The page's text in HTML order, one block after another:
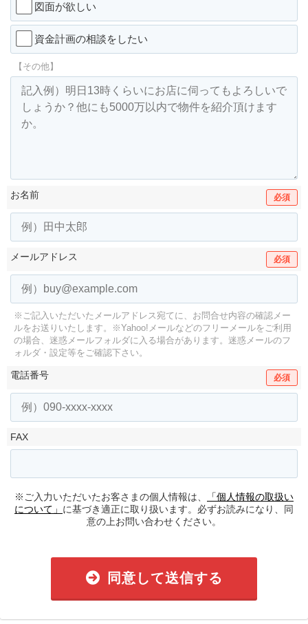
図面が欲しい
資金計画の相談をしたい
【その他】
お名前 必須
メールアドレス 必須
※ご記入いただいたメールアドレス宛てに、お問合せ内容の確認メー
ルをお送りいたします。
※Yahoo!メールなどのフリーメールをご利用
の場合、迷惑メールフォルダに入る場合があります。 迷惑メールのフ
ォルダ・設定等をご確認下さい。
電話番号 必須
FAX
※ご入力いただいたお客さまの個人情報は、
「個人情報の取扱い
について」 に基づき適正に取り扱います。必ずお読みになり、同
意の上お問い合わせください。
同意して送信する